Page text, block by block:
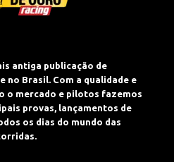
antiga publicação de
Brasil. Com a qualidade e
o mercado e pilotos fazemos
provas, lançamentos de
os dias do mundo das